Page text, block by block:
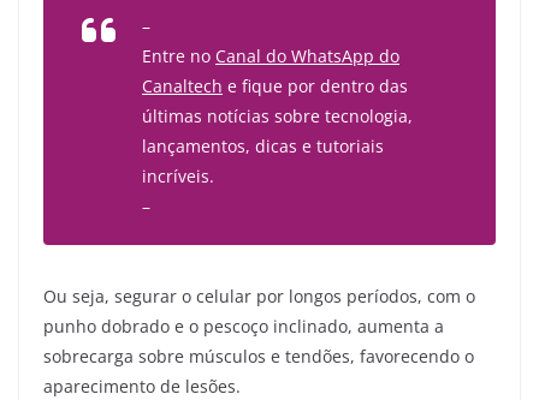
–
Entre no Canal do WhatsApp do
Canaltech e fique por dentro das
últimas notícias sobre tecnologia,
lançamentos, dicas e tutoriais
incríveis.
–
Ou seja, segurar o celular por longos períodos, com o
punho dobrado e o pescoço inclinado, aumenta a
sobrecarga sobre músculos e tendões, favorecendo o
aparecimento de lesões.